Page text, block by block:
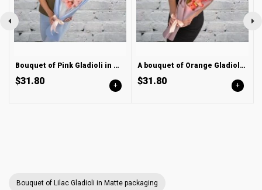
Bouquet of Pink Gladioli in Matte packaging
$31.80 +
A bouquet of Orange Gladioli in a matte package
$31.80 +
Bouquet of Lilac Gladioli in Matte packaging